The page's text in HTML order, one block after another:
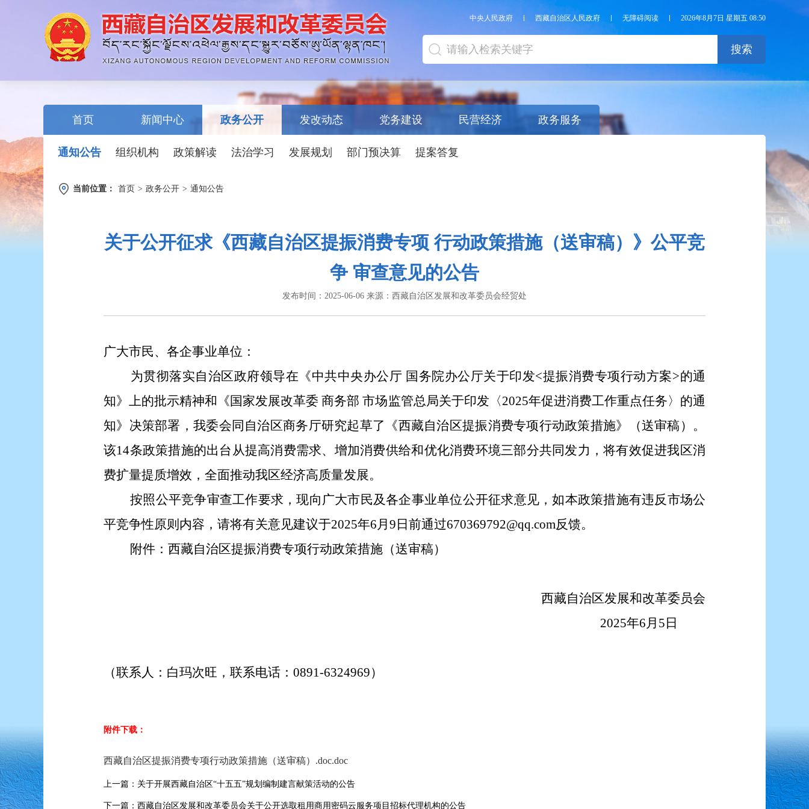
中央人民政府 西藏自治区人民政府 无障碍阅读 2026年8月7日 星期五 08:50
搜索
首页 新闻中心 政务公开
通知公告 组织机构 政策解读 法治学习 发展规划 部门预决算 提案答复
发改动态 党务建设 民营经济 政务服务
当前位置： 首页 > 政务公开 > 通知公告
关于公开征求《西藏自治区提振消费专项 行动政策措施（送审稿）》公平竞
争 审查意见的公告
发布时间： 2025-06-06 来源： 西藏自治区发展和改革委员会经贸处
广大市民、各企事业单位：
为贯彻落实自治区政府领导在《中共中央办公厅 国务院办公厅关于印发<提振消费专项行动方案>的通
知》上的批示精神和《国家发展改革委 商务部 市场监管总局关于印发〈2025年促进消费工作重点任务〉的通
知》决策部署 ，我委会同自治区商务厅研究起草了《西藏自治区提振消费专项行动政策措施》 （送审稿） 。
该14条政策措施的出台从提高消费需求、增加消费供给和优化消费环境三部分共同发力，将有效促进我区消
费扩量提质增效，全面推动我区经济高质量发展。
按照公平竞争审查工作要求，现向广大市民及各企事业单位公开征求意见，如本政策措施有违反市场公
平竞争性原则内容，请将有关意见建议于2025年6月 9 日前通过670369792@qq.com反馈。
附件： 西藏自治区提振消费专项行动政策措施（送审稿）
西藏自治区发展和改革委员会
2025年6月 5 日
（联系人：白玛次旺，联系电话： 0891-6324969）
附件下载：
西藏自治区提振消费专项行动政策措施（送审稿）.doc.doc
上一篇：关于开展西藏自治区“十五五”规划编制建言献策活动的公告
下一篇：西藏自治区发展和改革委员会关于公开选取租用商用密码云服务项目招标代理机构的公告